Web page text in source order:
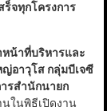
จทุกโครงการ
หน้าที่บริหารและ
ญ่อาวุโส กลุ่มบีเจซี
รสำนักนายก
ในพิธีเปิดงาน